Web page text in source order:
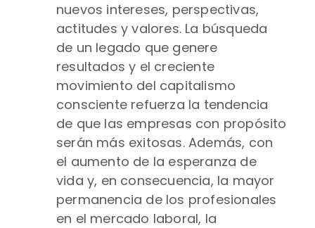
nuevos intereses, perspectivas,
actitudes y valores. La búsqueda
de un legado que genere
resultados y el creciente
movimiento del capitalismo
consciente refuerza la tendencia
de que las empresas con propósito
serán más exitosas. Además, con
el aumento de la esperanza de
vida y, en consecuencia, la mayor
permanencia de los profesionales
en el mercado laboral, la